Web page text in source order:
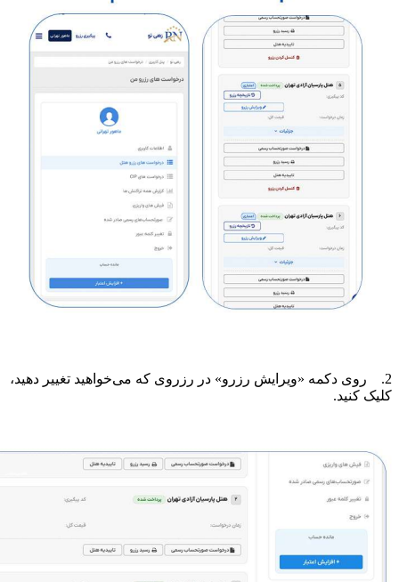
2. روی دکمه «ویرایش رزرو» در رزروی که می‌خواهید تغییر دهید،
کلیک کنید.